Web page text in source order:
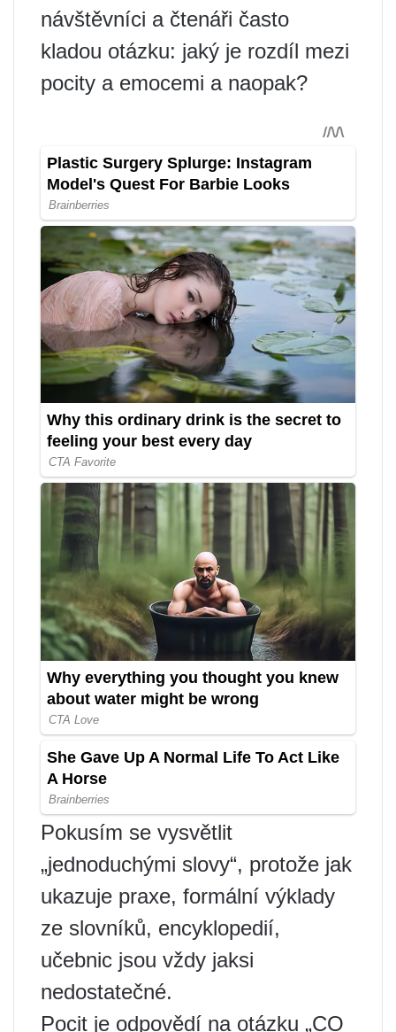
návštěvníci a čtenáři často
kladou otázku: jaký je rozdíl mezi
pocity a emocemi a naopak?
Pokusím se vysvětlit
„jednoduchými slovy“, protože jak
ukazuje praxe, formální výklady
ze slovníků, encyklopedií,
učebnic jsou vždy jaksi
nedostatečné.
Pocit je odpovědí na otázku „CO